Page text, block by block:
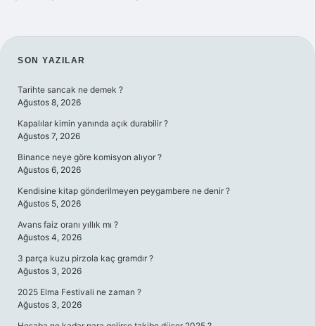
SIDEBAR
SON YAZILAR
Tarihte sancak ne demek ?
Ağustos 8, 2026
Kapalılar kimin yanında açık durabilir ?
Ağustos 7, 2026
Binance neye göre komisyon alıyor ?
Ağustos 6, 2026
Kendisine kitap gönderilmeyen peygambere ne denir ?
Ağustos 5, 2026
Avans faiz oranı yıllık mı ?
Ağustos 4, 2026
3 parça kuzu pirzola kaç gramdır ?
Ağustos 3, 2026
2025 Elma Festivali ne zaman ?
Ağustos 3, 2026